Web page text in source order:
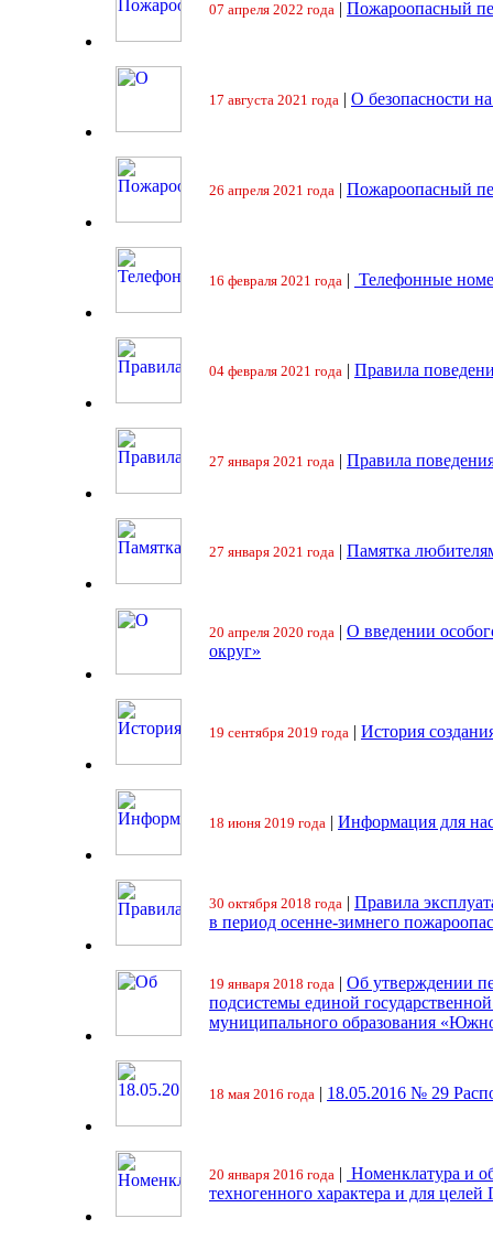
07 апреля 2022 года | Пожароопасный
17 августа 2021 года | О безопасности
26 апреля 2021 года | Пожароопасный
16 февраля 2021 года | Телефонные
04 февраля 2021 года | Правила
27 января 2021 года | Правила
27 января 2021 года | Памятка
20 апреля 2020 года | О введении
округ»
19 сентября 2019 года | История
18 июня 2019 года | Информация для
30 октября 2018 года | Правила
в период осенне-зимнего
19 января 2018 года | Об утверждении
подсистемы единой
муниципального образования
18 мая 2016 года | 18.05.2016 № 29
20 января 2016 года | Номенклатура и
техногенного характера и для целей